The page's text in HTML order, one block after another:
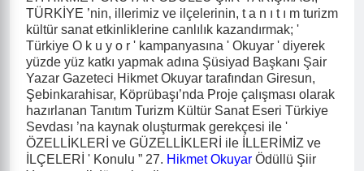
TÜRKİYE ’nin, illerimiz ve ilçelerinin, t a n ı t ı m turizm
kültür sanat etkinliklerine canlılık kazandırmak; '
Türkiye O k u y o r ' kampanyasına ' Okuyar ' diyerek
yüzde yüz katkı yapmak adına Şüsiyad Başkanı Şair
Yazar Gazeteci Hikmet Okuyar tarafından Giresun,
Şebinkarahisar, Köprübaşı’nda Proje çalışması olarak
hazırlanan Tanıtım Turizm Kültür Sanat Eseri Türkiye
Sevdası ’na kaynak oluşturmak gerekçesi ile '
ÖZELLİKLERİ ve GÜZELLİKLERİ ile İLLERİMİZ ve
İLÇELERİ ' Konulu ” 27. Hikmet Okuyar Ödüllü Şiir